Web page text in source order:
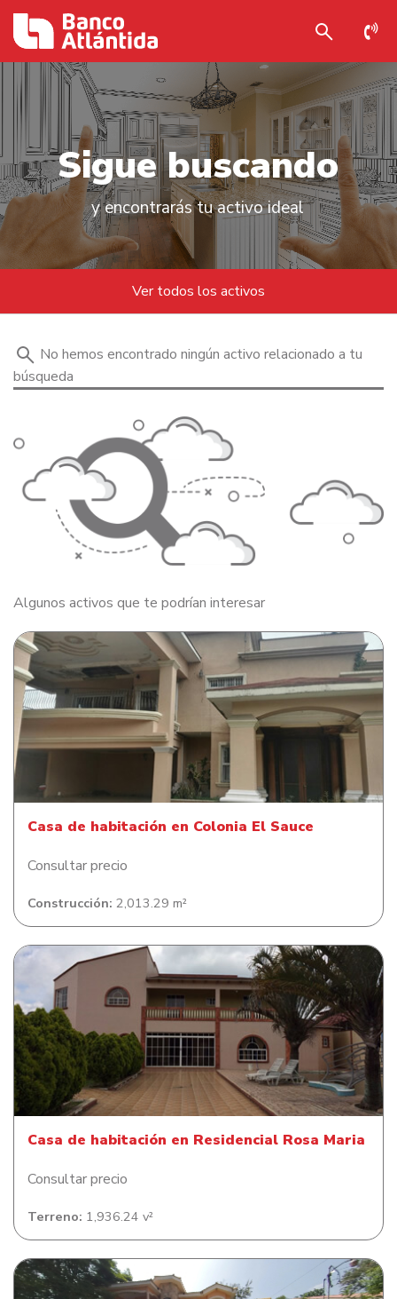
Sigue buscando
y encontrarás tu activo ideal
Ver todos los activos
No hemos encontrado ningún activo relacionado a tu
búsqueda
Algunos activos que te podrían interesar
Casa de habitación en Colonia El Sauce
Casa de habitación en Colonia El Sauce
Consultar precio
Construcción: 2,013.29 m²
Casa de habitación en Residencial Rosa Maria
Casa de habitación en Residencial Rosa Maria
Consultar precio
Terreno: 1,936.24 v²